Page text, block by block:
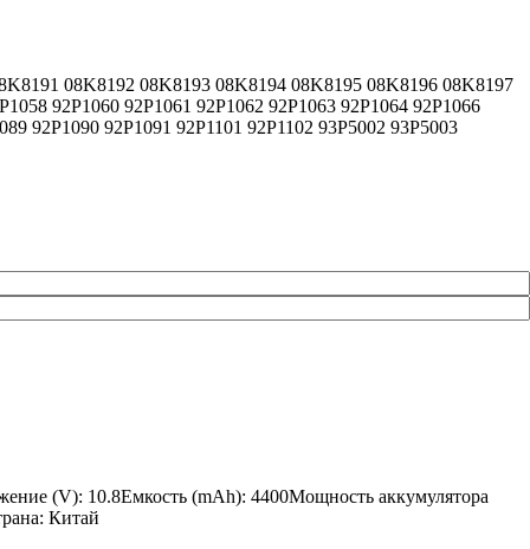
08K8192 08K8193 08K8194 08K8195 08K8196 08K8197
92P1060 92P1061 92P1062 92P1063 92P1064 92P1066
92P1090 92P1091 92P1101 92P1102 93P5002 93P5003
(V): 10.8Емкость (mAh): 4400Мощность аккумулятора
Китай